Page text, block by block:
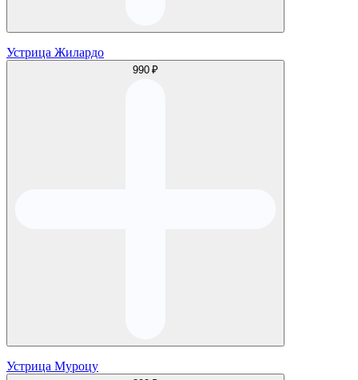
Устрица Жилардо
990 ₽
Устрица Муроцу